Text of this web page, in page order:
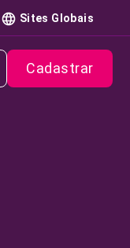
Sites Globais
Cadastrar